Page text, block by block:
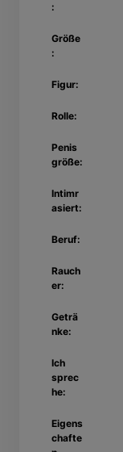
:
Größe
:
Figur:
Rolle:
Penis
größe:
Intimr
asiert:
Beruf:
Rauch
er:
Geträ
nke:
Ich
sprec
he:
Eigens
chafte